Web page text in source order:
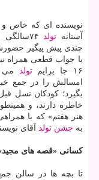
نویسنده ای كه خاص
آستانه تولد
چندی پیش پیگیر
با جواب قطعی همراه
۱۶ جا برایم
تولد می
امسالش را در جمع
بگیرد؛ كودكان نسل
خاطره دارند، و
هنر هفتم» كه با
به جشن تولد آقای
كسانی «قصه های مجید»
تا بچه ها در سالن